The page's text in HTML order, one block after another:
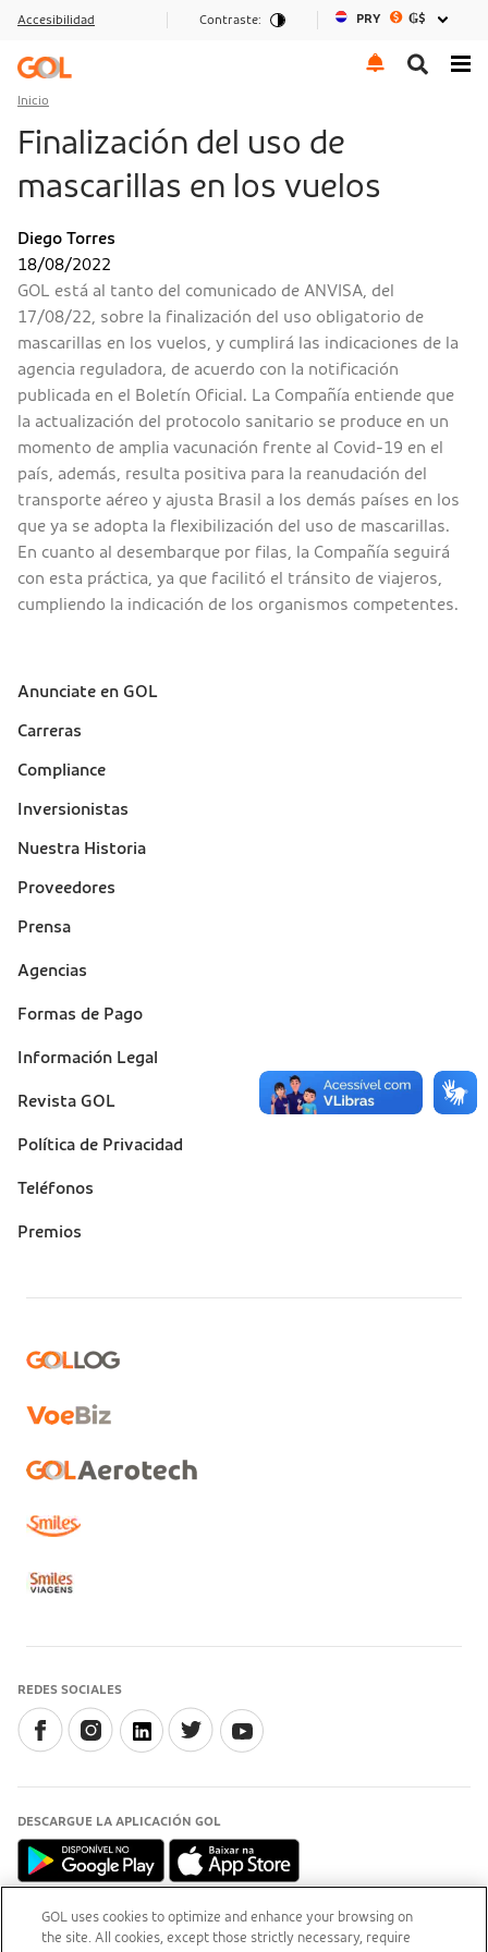
Ir al menu
Ir al contenido
Ir al pie de página
Accesibilidad Contraste: PRY ₲$
Inicio
Finalización del uso de
mascarillas en los vuelos
Diego Torres
18/08/2022
GOL está al tanto del comunicado de ANVISA, del
17/08/22, sobre la finalización del uso obligatorio de
mascarillas en los vuelos, y cumplirá las indicaciones de la
agencia reguladora, de acuerdo con la notificación
publicada en el Boletín Oficial. La Compañía entiende que
la actualización del protocolo sanitario se produce en un
momento de amplia vacunación frente al Covid-19 en el
país, además, resulta positiva para la reanudación del
transporte aéreo y ajusta Brasil a los demás países en los
que ya se adopta la flexibilización del uso de mascarillas.
En cuanto al desembarque por filas, la Compañía seguirá
con esta práctica, ya que facilitó el tránsito de viajeros,
cumpliendo la indicación de los organismos competentes.
Sobre a Gol (footer)
Anunciate en GOL
Carreras
Compliance
Inversionistas
Nuestra Historia
Proveedores
Prensa
Suporte
Agencias
Formas de Pago
Información Legal
Revista GOL
Política de Privacidad
Teléfonos
Premios
REDES SOCIALES
DESCARGUE LA APLICACIÓN GOL
INFORMACIÓN
GOL uses cookies to optimize and enhance your browsing on
the site. All cookies, except those strictly necessary, require